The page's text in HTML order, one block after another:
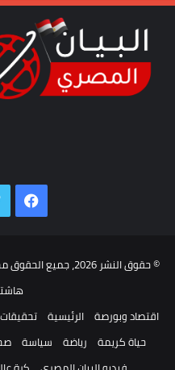
© حقوق النشر 2026،
اقتصاد وبورصة الرئيسية تحقيقات
حياة كريمة رياضة سياسة